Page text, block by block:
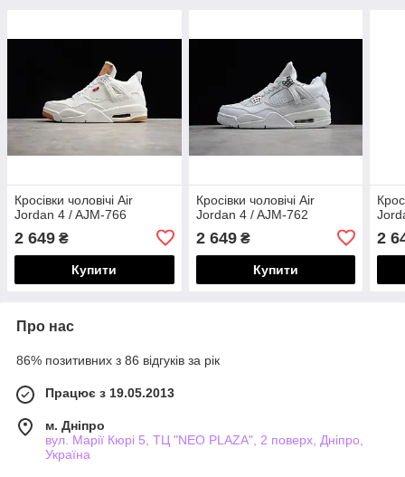
Кросівки чоловічі Air
Jordan 4 / AJM-766
2 649 ₴
Купити
Кросівки чоловічі Air
Jordan 4 / AJM-762
2 649₴
Купити
2
Про нас
86% позитивних з 86 відгуків за рік
Працює з 19.05.2013
м. Дніпро
вул. Марії Кюрі 5, ТЦ "NEO PLAZA", 2 поверх, Дніпро,
Україна